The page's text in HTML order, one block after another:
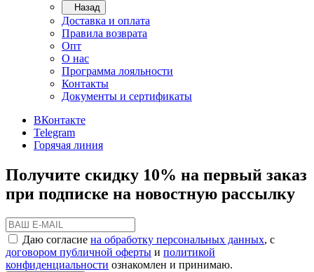
Назад
Доставка и оплата
Правила возврата
Опт
О нас
Программа лояльности
Контакты
Документы и сертификаты
ВКонтакте
Telegram
Горячая линия
Получите скидку 10% на первый заказ
при подписке на новостную рассылку
Даю согласие на обработку персональных данных, с
договором публичной оферты и политикой
конфиденциальности ознакомлен и принимаю.